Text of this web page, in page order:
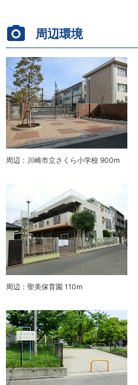
周辺環境
周辺：川崎市立さくら小学校 900m
周辺：聖美保育園 110m